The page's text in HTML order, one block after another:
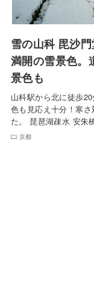
雪の山科 毘沙
満開の雪景色。
景色も
山科駅から北に徒歩
色も見応え十分！寒
た。 琵琶湖疎水 安朱
京都